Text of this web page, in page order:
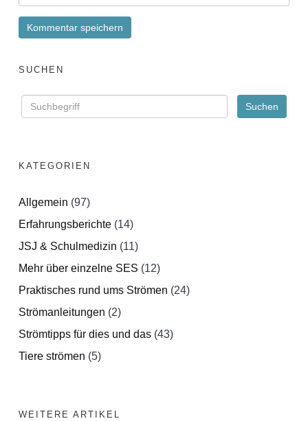
SUCHEN
KATEGORIEN
Allgemein (97)
Erfahrungsberichte (14)
JSJ & Schulmedizin (11)
Mehr über einzelne SES (12)
Praktisches rund ums Strömen (24)
Strömanleitungen (2)
Strömtipps für dies und das (43)
Tiere strömen (5)
WEITERE ARTIKEL